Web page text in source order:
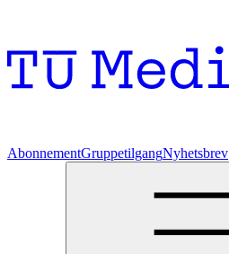
AbonnementGruppetilgangNyhetsbrev